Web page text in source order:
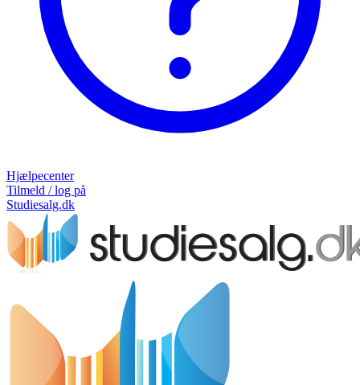
Hjælpecenter
Tilmeld / log på
Studiesalg.dk